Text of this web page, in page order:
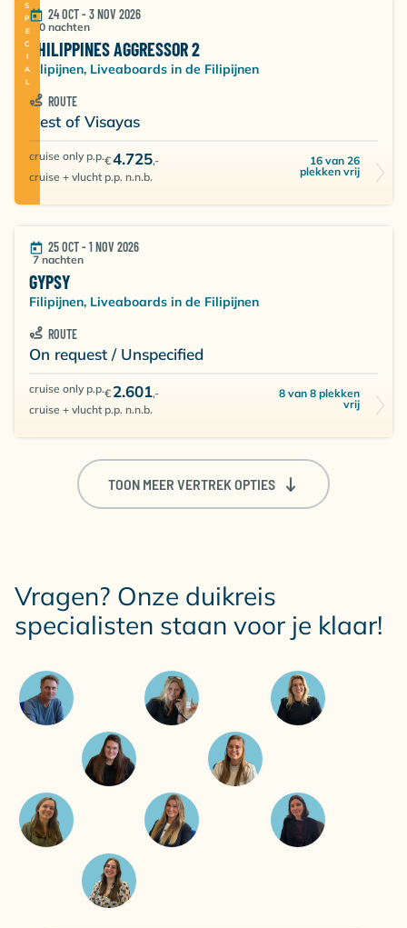
SPECIAL 24 OCT - 3 NOV 2026
10 nachten
PHILIPPINES AGGRESSOR 2
Filipijnen, Liveaboards in de Filipijnen
ROUTE
Best of Visayas
cruise only p.p.€4.725,-
cruise + vlucht p.p. n.n.b.
16 van 26
plekken vrij
25 OCT - 1 NOV 2026
7 nachten
GYPSY
Filipijnen, Liveaboards in de Filipijnen
ROUTE
On request / Unspecified
cruise only p.p.€ 2.601,-
cruise + vlucht p.p. n.n.b.
8 van 8 plekken
vrij
TOON MEER VERTREK OPTIES
Vragen? Onze duikreis
specialisten staan voor je klaar!